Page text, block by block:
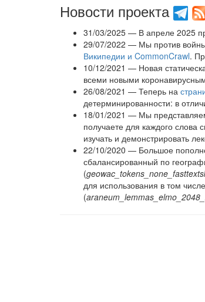
Новости проекта
31/03/2025 — В апреле 2025
29/07/2022 — Мы против
Википедии и CommonCrawl.
10/12/2021 — Новая
всеми новыми
26/08/2021 — Теперь на
детерминированности: в
18/01/2021 — Мы
получаете для каждого слова
изучать и демонстрировать
22/10/2020 — Большое
сбалансированный по
(
для использования в том
(